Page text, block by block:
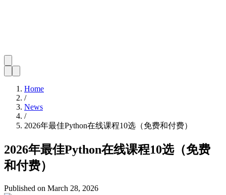
Home
/
News
/
2026年最佳Python在线课程10选（免费和付费）
2026年最佳Python在线课程10选（免费
和付费）
Published on March 28, 2026